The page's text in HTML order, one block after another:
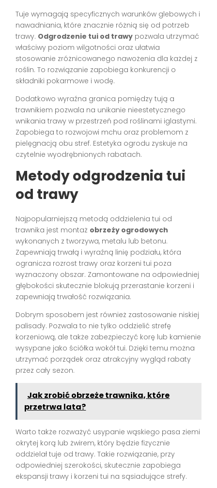
Tuje wymagają specyficznych warunków glebowych i
nawadniania, które znacznie różnią się od potrzeb
trawy. Odgrodzenie tui od trawy pozwala utrzymać
właściwy poziom wilgotności oraz ułatwia
stosowanie zróżnicowanego nawożenia dla każdej z
roślin. To rozwiązanie zapobiega konkurencji o
składniki pokarmowe i wodę.
Dodatkowo wyraźna granica pomiędzy tują a
trawnikiem pozwala na unikanie nieestetycznego
wnikania trawy w przestrzeń pod roślinami iglastymi.
Zapobiega to rozwojowi mchu oraz problemom z
pielęgnacją obu stref. Estetyka ogrodu zyskuje na
czytelnie wyodrębnionych rabatach.
Metody odgrodzenia tui
od trawy
Najpopularniejszą metodą oddzielenia tui od
trawnika jest montaż obrzeży ogrodowych
wykonanych z tworzywa, metalu lub betonu.
Zapewniają trwałą i wyraźną linię podziału, która
ogranicza rozrost trawy oraz korzeni tui poza
wyznaczony obszar. Zamontowane na odpowiedniej
głębokości skutecznie blokują przerastanie korzeni i
zapewniają trwałość rozwiązania.
Dobrym sposobem jest również zastosowanie niskiej
palisady. Pozwala to nie tylko oddzielić strefę
korzeniową, ale także zabezpieczyć korę lub kamienie
wysypane jako ściółka wokół tui. Dzięki temu można
utrzymać porządek oraz atrakcyjny wygląd rabaty
przez cały sezon.
Jak zrobić obrzeże trawnika, które
przetrwa lata?
Warto także rozważyć usypanie wąskiego pasa ziemi
okrytej korą lub żwirem, który będzie fizycznie
oddzielał tuje od trawy. Takie rozwiązanie, przy
odpowiedniej szerokości, skutecznie zapobiega
ekspansji trawy i korzeni tui na sąsiadujące strefy.